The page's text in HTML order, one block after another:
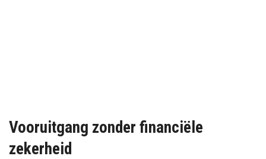
Vooruitgang zonder financiële
zekerheid